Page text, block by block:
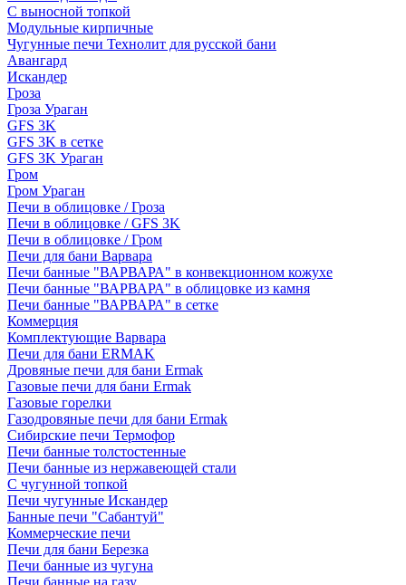
С выносной топкой
Модульные кирпичные
Чугунные печи Технолит для русской бани
Авангард
Искандер
Гроза
Гроза Ураган
GFS 3K
GFS 3K в сетке
GFS 3K Ураган
Гром
Гром Ураган
Печи в облицовке / Гроза
Печи в облицовке / GFS 3K
Печи в облицовке / Гром
Печи для бани Варвара
Печи банные "ВАРВАРА" в конвекционном кожухе
Печи банные "ВАРВАРА" в облицовке из камня
Печи банные "ВАРВАРА" в сетке
Коммерция
Комплектующие Варвара
Печи для бани ERMAK
Дровяные печи для бани Ermak
Газовые печи для бани Ermak
Газовые горелки
Газодровяные печи для бани Ermak
Сибирские печи Термофор
Печи банные толстостенные
Печи банные из нержавеющей стали
С чугунной топкой
Печи чугунные Искандер
Банные печи "Сабантуй"
Коммерческие печи
Печи для бани Березка
Печи банные из чугуна
Печи банные на газу